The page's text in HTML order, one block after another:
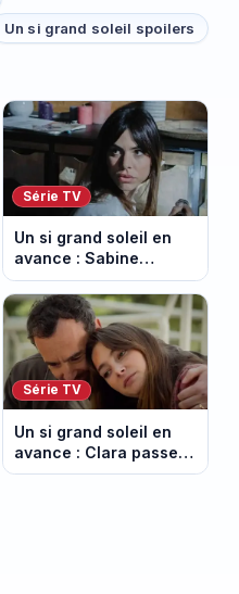
Un si grand soleil spoilers
Série TV
Un si grand soleil en
avance : Sabine
menacée par Céleste.
Episode du 7 août
2026 (spoiler).
Série TV
Un si grand soleil en
avance : Clara passe
aux aveux. Episode du